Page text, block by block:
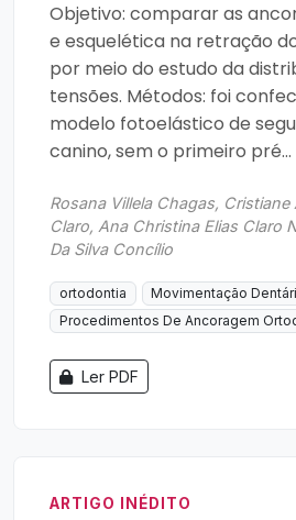
Objetivo: comparar as
e esquelética na retração
por meio do estudo da
tensões. Métodos: foi
modelo fotoelástico de
canino, sem o primeiro pré...
Rosana Villela Chagas,
Claro, Ana Christina Elias Claro
Da Silva Concílio
ortodontia
Movimentação
Procedimentos De Ancoragem
Ler PDF
ARTIGO INÉDITO